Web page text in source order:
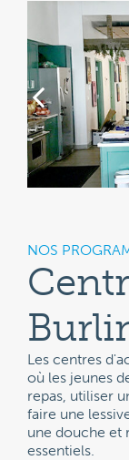
NOS
Les centres
où les jeunes
repas, utiliser
faire une
une douche et
essentiels.